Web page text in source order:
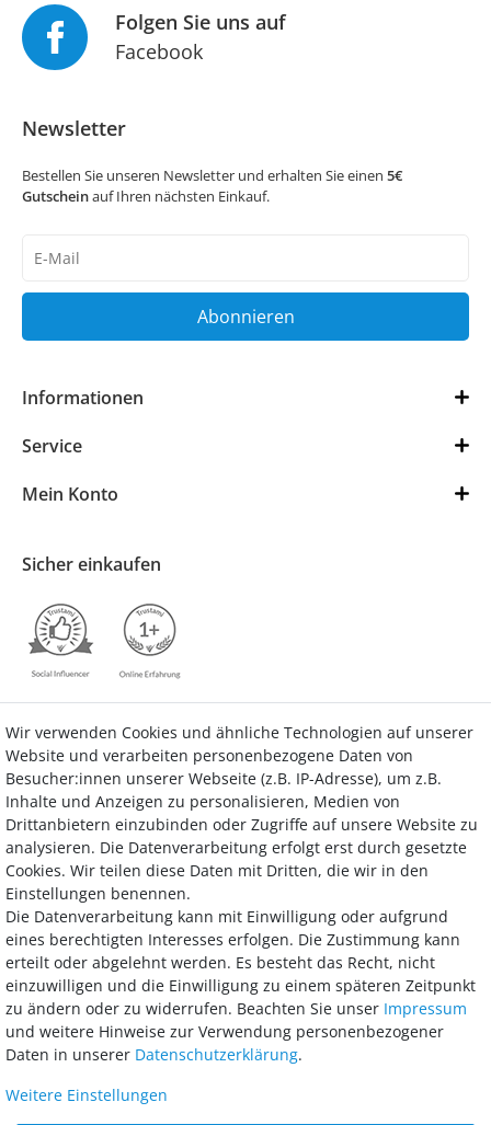
Folgen Sie uns auf
Facebook
Newsletter
Bestellen Sie unseren Newsletter und erhalten Sie einen 5€
Gutscheinauf Ihren nächsten Einkauf.
Honig
Abonnieren
Informationen
Service
Mein Konto
Sicher einkaufen
Vertrag widerrufen Kontakt
Bezahlung
Wir bieten Ihnen viele Möglichkeiten einer sicheren und bequemen
Bezahlung.
Wir verwenden Cookies und ähnliche Technologien auf unserer
Website und verarbeiten personenbezogene Daten von
Besucher:innen unserer Webseite (z.B. IP-Adresse), um z.B.
Inhalte und Anzeigen zu personalisieren, Medien von
Drittanbietern einzubinden oder Zugriffe auf unsere Website zu
analysieren. Die Datenverarbeitung erfolgt erst durch gesetzte
Cookies. Wir teilen diese Daten mit Dritten, die wir in den
Einstellungen benennen.
Die Datenverarbeitung kann mit Einwilligung oder aufgrund
eines berechtigten Interesses erfolgen. Die Zustimmung kann
erteilt oder abgelehnt werden. Es besteht das Recht, nicht
einzuwilligen und die Einwilligung zu einem späteren Zeitpunkt
zu ändern oder zu widerrufen. Beachten Sie unser Impressum
und weitere Hinweise zur Verwendung personenbezogener
Daten in unserer Daten­schutz­erklärung.
Weitere Einstellungen